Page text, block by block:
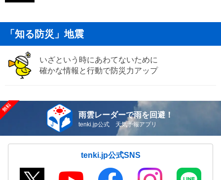
「知る防災」地震
いざという時にあわてないために
確かな情報と行動で防災力アップ
雨雲レーダーで雨を回避！
tenki.jp公式 天気予報アプリ
tenki.jp公式SNS